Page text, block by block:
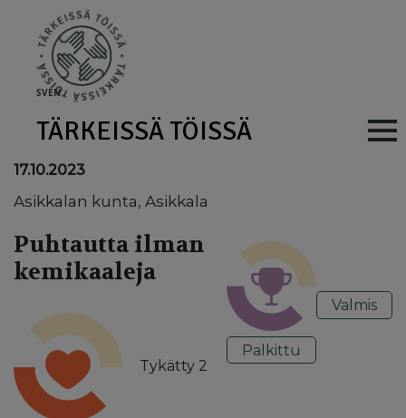
SVEN
TÄRKEISSÄ TÖISSÄ Main
17.10.2023
Asikkalan kunta, Asikkala
Puhtautta ilman
kemikaaleja
Tykätty 2
Palkittu
Valmis